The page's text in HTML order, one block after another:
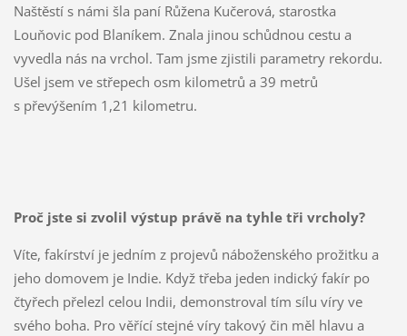
Naštěstí s námi šla paní Růžena Kučerová, starostka
Louňovic pod Blaníkem. Znala jinou schůdnou cestu a
vyvedla nás na vrchol. Tam jsme zjistili parametry rekordu.
Ušel jsem ve střepech osm kilometrů a 39 metrů
s převýšením 1,21 kilometru.
Proč jste si zvolil výstup právě na tyhle tři vrcholy?
Víte, fakírství je jedním z projevů náboženského prožitku a
jeho domovem je Indie. Když třeba jeden indický fakír po
čtyřech přelezl celou Indii, demonstroval tím sílu víry ve
svého boha. Pro věřící stejné víry takový čin měl hlavu a